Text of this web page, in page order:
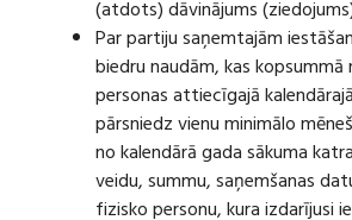
(atdots) dāvinājums
Par partiju saņemtajām
biedru naudām, kas kopsummā
personas attiecīgajā
pārsniedz vienu minimālo
no kalendārā gada sākuma
veidu, summu, saņemšanas
fizisko personu, kura izdarījusi